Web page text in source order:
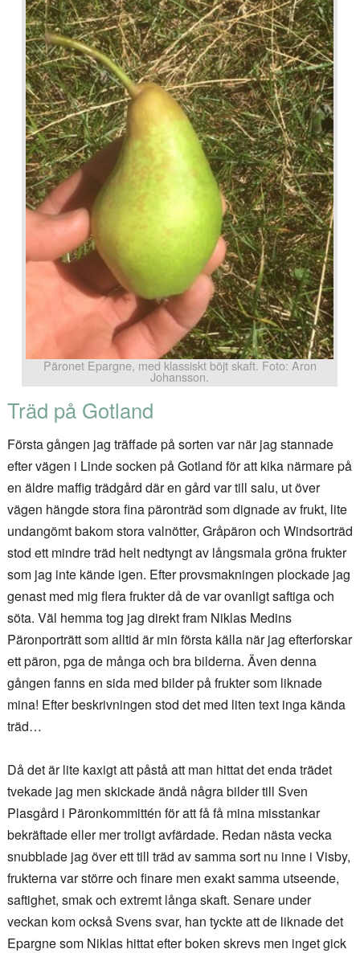
Päronet Epargne, med klassiskt böjt skaft. Foto: Aron
Johansson.
Träd på Gotland
Första gången jag träffade på sorten var när jag stannade
efter vägen i Linde socken på Gotland för att kika närmare på
en äldre maffig trädgård där en gård var till salu, ut över
vägen hängde stora fina päronträd som dignade av frukt, lite
undangömt bakom stora valnötter, Gråpäron och Windsorträd
stod ett mindre träd helt nedtyngt av långsmala gröna frukter
som jag inte kände igen. Efter provsmakningen plockade jag
genast med mig flera frukter då de var ovanligt saftiga och
söta. Väl hemma tog jag direkt fram Niklas Medins
Päronporträtt som alltid är min första källa när jag efterforskar
ett päron, pga de många och bra bilderna. Även denna
gången fanns en sida med bilder på frukter som liknade
mina! Efter beskrivningen stod det med liten text inga kända
träd…
Då det är lite kaxigt att påstå att man hittat det enda trädet
tvekade jag men skickade ändå några bilder till Sven
Plasgård i Päronkommittén för att få få mina misstankar
bekräftade eller mer troligt avfärdade. Redan nästa vecka
snubblade jag över ett till träd av samma sort nu inne i Visby,
frukterna var större och finare men exakt samma utseende,
saftighet, smak och extremt långa skaft. Senare under
veckan kom också Svens svar, han tyckte att de liknade det
Epargne som Niklas hittat efter boken skrevs men inget gick